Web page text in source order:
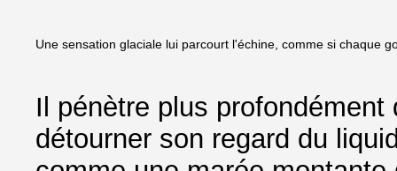
Une sensation glaciale lui parcourt l'échine, comme si chaque
Il pénètre plus
détourner son regard du